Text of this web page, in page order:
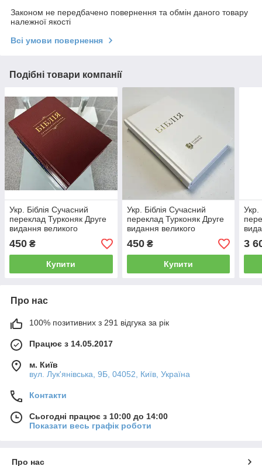
Законом не передбачено повернення та обмін даного товару
належної якості
Всі умови повернення
Подібні товари компанії
Укр. Біблія Сучасний
переклад Турконяк Друге
видання великого
формату (коричнева,
тверда, без застібки, без
вказівників, 17х24)
450 ₴
Купити
Укр. Біблія Сучасний
переклад Турконяк Друге
видання великого
формату (біла, тверда,
без застібки, без
вказівників, 17х24)
450₴
Купити
Укр.
3
Про нас
100% позитивних з 291 відгука за рік
Працює з 14.05.2017
м. Київ
вул. Лук'янівська, 9Б, 04052, Київ, Україна
Контакти
Сьогодні працює з 10:00 до 14:00
Показати весь графік роботи
Про нас